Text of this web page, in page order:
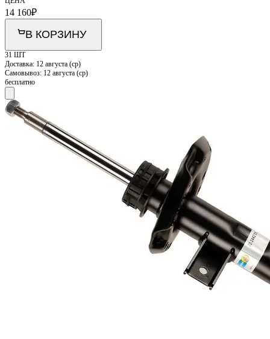
14 160₽
В КОРЗИНУ
31 ШТ
Доставка: 12 августа (ср)
Самовывоз: 12 августа (ср)
бесплатно